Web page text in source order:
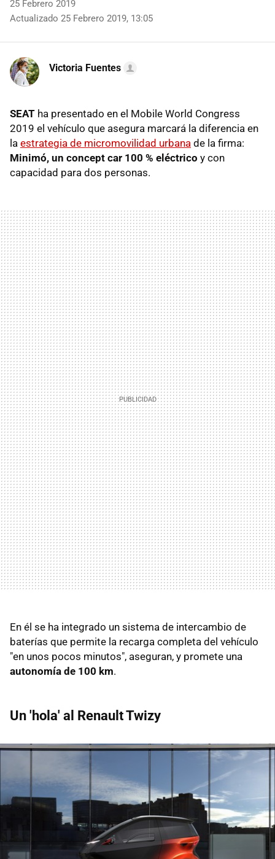
25 Febrero 2019
Actualizado 25 Febrero 2019, 13:05
Victoria Fuentes
SEAT ha presentado en el Mobile World Congress
2019 el vehículo que asegura marcará la diferencia en
la estrategia de micromovilidad urbana de la firma:
Minimó, un concept car 100 % eléctrico y con
capacidad para dos personas.
En él se ha integrado un sistema de intercambio de
baterías que permite la recarga completa del vehículo
"en unos pocos minutos", aseguran, y promete una
autonomía de 100 km.
Un 'hola' al Renault Twizy